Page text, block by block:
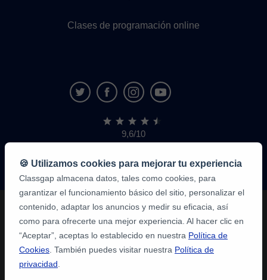
Clases de programación online
9,6/10
1,339,284
de
alumnos
🍪 Utilizamos cookies para mejorar tu experiencia
Classgap almacena datos, tales como cookies, para
garantizar el funcionamiento básico del sitio, personalizar el
contenido, adaptar los anuncios y medir su eficacia, así
como para ofrecerte una mejor experiencia. Al hacer clic en
“Aceptar”, aceptas lo establecido en nuestra Política de
Cookies . También puedes visitar nuestra Política de
privacidad